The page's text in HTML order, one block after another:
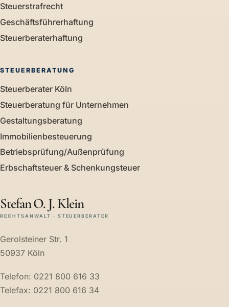
Steuerstrafrecht
Geschäftsführerhaftung
Steuerberaterhaftung
STEUERBERATUNG
Steuerberater Köln
Steuerberatung für Unternehmen
Gestaltungsberatung
Immobilienbesteuerung
Betriebsprüfung/Außenprüfung
Erbschaftsteuer & Schenkungsteuer
Stefan O. J. Klein
RECHTSANWALT · STEUERBERATER
Gerolsteiner Str. 1
50937 Köln
Telefon: 0221 800 616 33
Telefax: 0221 800 616 34